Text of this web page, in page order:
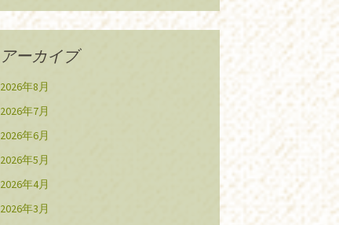
アーカイブ
2026年8月
2026年7月
2026年6月
2026年5月
2026年4月
2026年3月